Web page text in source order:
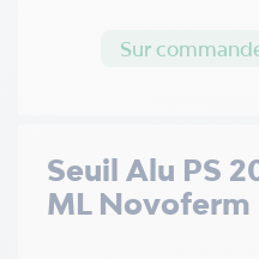
Seuil Alu PS
ML Novoferm
Sur